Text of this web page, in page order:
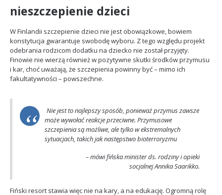
nieszczepienie dzieci
W Finlandii szczepienie dzieci nie jest obowiązkowe, bowiem
konstytucja gwarantuje swobodę wyboru. Z tego względu projekt
odebrania rodzicom dodatku na dziecko nie został przyjęty.
Finowie nie wierzą również w pozytywne skutki środków przymusu
i kar, choć uważają, że szczepienia powinny być – mimo ich
fakultatywności – powszechne.
Nie jest to najlepszy sposób, ponieważ przymus zawsze
może wywołać reakcje przeciwne. Przymusowe
szczepienia są możliwe, ale tylko w ekstremalnych
sytuacjach, takich jak następstwo bioterroryzmu
– mówi fińska minister ds. rodziny i opieki
socjalnej Annika Saarikko.
Fiński resort stawia więc nie na kary, a na edukację. Ogromną rolę